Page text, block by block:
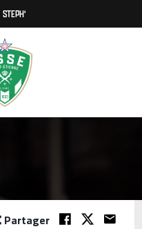
STEPH'
Partager